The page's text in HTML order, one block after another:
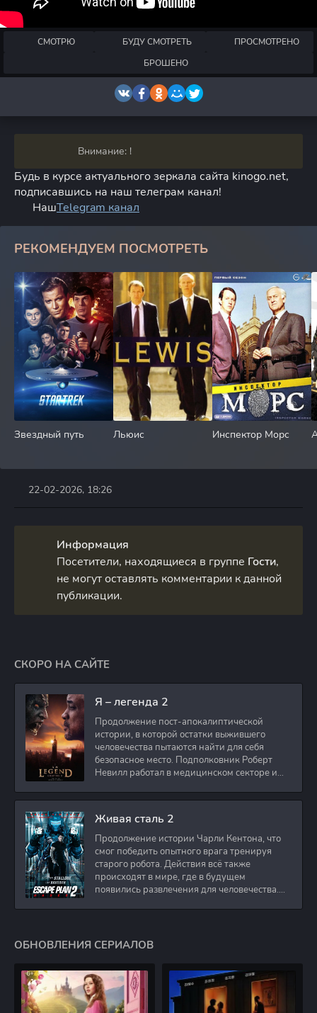
СМОТРЮ БУДУ СМОТРЕТЬ
ПРОСМОТРЕНО
БРОШЕНО
Внимание: !
Будь в курсе актуального зеркала сайта kinogo.net,
подписавшись на наш телеграм канал!
НашTelegram канал
РЕКОМЕНДУЕМ ПОСМОТРЕТЬ
Звездный путь Льюис Инспектор Морс
22-02-2026, 18:26
Информация
Посетители, находящиеся в группе Гости,
не могут оставлять комментарии к данной
публикации.
СКОРО НА САЙТЕ
Я – легенда 2
Продолжение пост-апокалиптической
истории, в которой остатки выжившего
человечества пытаются найти для себя
безопасное место. Подполковник Роберт
Невилл работал в медицинском секторе и
Живая сталь 2
Продолжение истории Чарли Кентона, что
смог победить опытного врага тренируя
старого робота. Действия всё также
происходят в мире, где в будущем
появились развлечения для человечества.
ОБНОВЛЕНИЯ СЕРИАЛОВ